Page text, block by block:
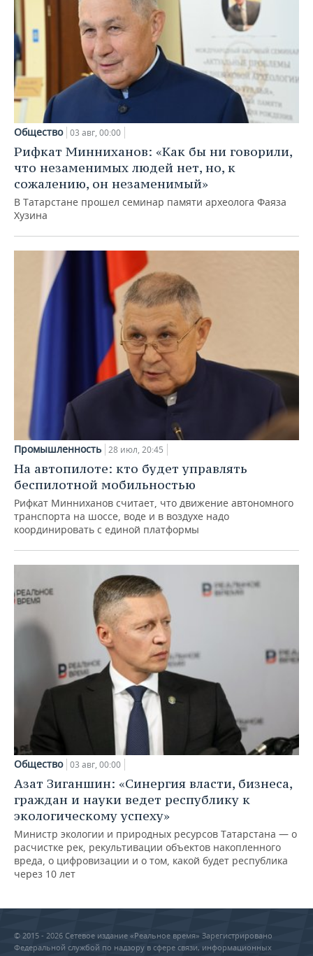
Общество 03 авг, 00:00
Рифкат Минниханов: «Как бы ни говорили,
что незаменимых людей нет, но, к
сожалению, он незаменимый»
В Татарстане прошел семинар памяти археолога Фаяза
Хузина
Промышленность 28 июл, 20:45
На автопилоте: кто будет управлять
беспилотной мобильностью
Рифкат Минниханов считает, что движение автономного
транспорта на шоссе, воде и в воздухе надо
координировать с единой платформы
Общество 03 авг, 00:00
Азат Зиганшин: «Синергия власти, бизнеса,
граждан и науки ведет республику к
экологическому успеху»
Министр экологии и природных ресурсов Татарстана — о
расчистке рек, рекультивации объектов накопленного
вреда, о цифровизации и о том, какой будет республика
через 10 лет
© 2015 - 2026 Сетевое издание «Реальное время» Зарегистрировано
Федеральной службой по надзору в сфере связи, информационных